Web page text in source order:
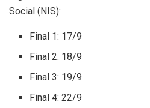
Social (NIS):
Final 1: 17/9
Final 2: 18/9
Final 3: 19/9
Final 4: 22/9